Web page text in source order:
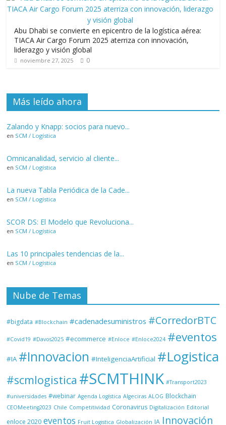
Abu Dhabi se convierte en epicentro de la logística aérea:
TIACA Air Cargo Forum 2025 aterriza con innovación,
liderazgo y visión global
noviembre 27, 2025 0
Más leído ahora
Zalando y Knapp: socios para nuevo...
en SCM / Logística
Omnicanalidad, servicio al cliente...
en SCM / Logística
La nueva Tabla Periódica de la Cade...
en SCM / Logística
SCOR DS: El Modelo que Revoluciona...
en SCM / Logística
Las 10 principales tendencias de la...
en SCM / Logística
Nube de Temas
#bigdata #Blockchain #cadenadesuministros #CorredorBTC
#Covid19 #Davos2025 #ecommerce #Enloce #Enloce2024 #eventos
#IA #Innovacion #InteligenciaArtificial #Logistica
#scmlogistica #SCMTHINK #Transport2023
#universidades #webinar Agenda Logística Algeciras ALOG Blockchain
CEOMeeting2023 Chile Competitividad Coronavirus Digitalización Editorial
enloce 2020 eventos Fruit Logistica Globalización IA Innovación